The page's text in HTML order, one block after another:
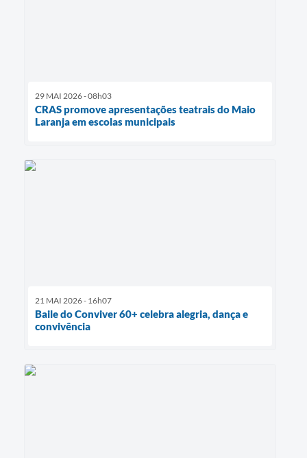
29 MAI 2026 - 08h03
CRAS promove apresentações teatrais do Maio
Laranja em escolas municipais
21 MAI 2026 - 16h07
Baile do Conviver 60+ celebra alegria, dança e
convivência